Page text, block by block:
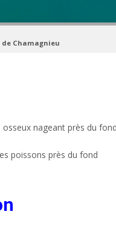
de Chamagnieu
osseux nageant près du fond
poissons près du fond